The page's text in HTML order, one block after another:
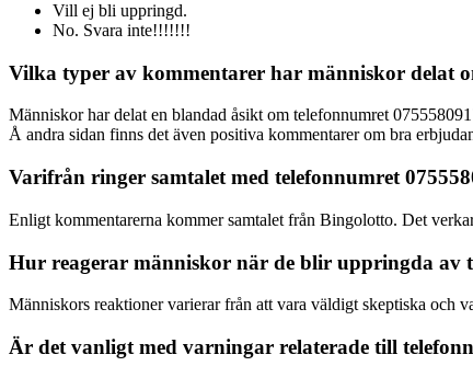
Vill ej bli uppringd.
No. Svara inte!!!!!!!
Vilka typer av kommentarer har människor delat
Människor har delat en blandad åsikt om telefonnumret
Å andra sidan finns det även positiva kommentarer om bra
Varifrån ringer samtalet med telefonnumret
Enligt kommentarerna kommer samtalet från Bingolotto. Det
Hur reagerar människor när de blir uppringda av
Människors reaktioner varierar från att vara väldigt skeptiska och
Är det vanligt med varningar relaterade till